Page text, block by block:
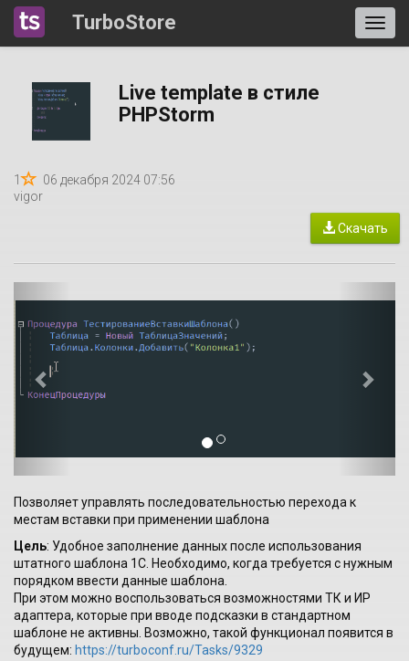
TurboStore
Live template в стиле
PHPStorm
1
06 декабря 2024 07:56
vigor
Скачать
r
e
v
i
s
t
Позволяет управлять последовательностью перехода к
местам вставки при применении шаблона
Цель: Удобное заполнение данных после использования
штатного шаблона 1С. Необходимо, когда требуется с нужным
порядком ввести данные шаблона.
При этом можно воспользоваться возможностями ТК и ИР
адаптера, которые при вводе подсказки в стандартном
шаблоне не активны. Возможно, такой функционал появится в
будущем: https://turboconf.ru/Tasks/9329